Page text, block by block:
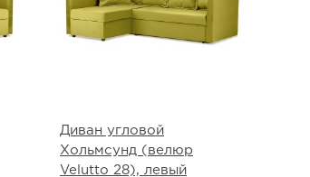
Диван угловой
Хольмсунд (велюр
Velutto 28), левый